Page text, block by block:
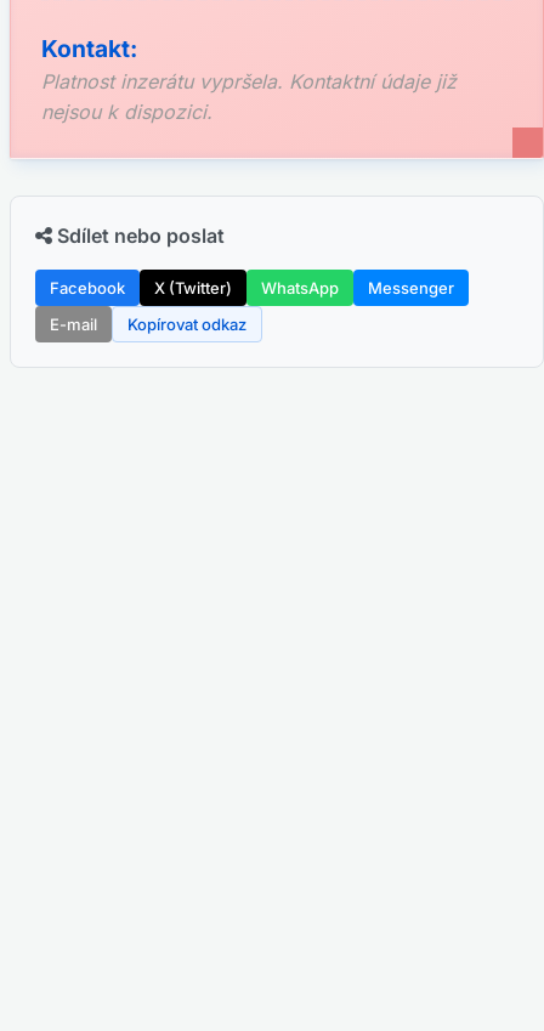
Kontakt:
Platnost inzerátu vypršela. Kontaktní údaje již
nejsou k dispozici.
Sdílet nebo poslat
Facebook X (Twitter) WhatsApp
Messenger
E-mail
Kopírovat odkaz